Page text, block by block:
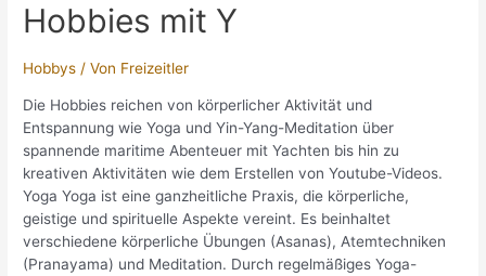
Hobbies mit Y
Hobbys / Von Freizeitler
Die Hobbies reichen von körperlicher Aktivität und
Entspannung wie Yoga und Yin-Yang-Meditation über
spannende maritime Abenteuer mit Yachten bis hin zu
kreativen Aktivitäten wie dem Erstellen von Youtube-Videos.
Yoga Yoga ist eine ganzheitliche Praxis, die körperliche,
geistige und spirituelle Aspekte vereint. Es beinhaltet
verschiedene körperliche Übungen (Asanas), Atemtechniken
(Pranayama) und Meditation. Durch regelmäßiges Yoga-